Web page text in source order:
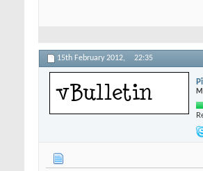
15th February 2012, 22:35